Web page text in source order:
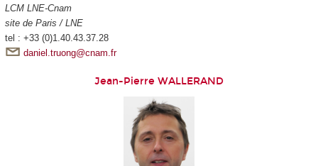
LCM LNE-Cnam
site de Paris / LNE
tel : +33 (0)1.40.43.37.28
daniel.truong@cnam.fr
Jean-Pierre WALLERAND